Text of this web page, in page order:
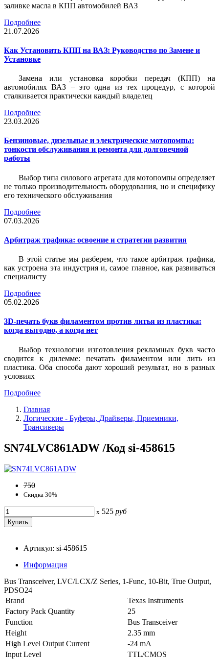
заливке масла в КПП автомобилей ВАЗ
Подробнее
21.07.2026
Как Установить КПП на ВАЗ: Руководство по Замене и
Установке
Замена или установка коробки передач (КПП) на
автомобилях ВАЗ – это одна из тех процедур, с которой
сталкивается практически каждый владелец
Подробнее
23.03.2026
Бензиновые, дизельные и электрические мотопомпы:
тонкости обслуживания и ремонта для долговечной
работы
Выбор типа силового агрегата для мотопомпы определяет
не только производительность оборудования, но и специфику
его технического обслуживания
Подробнее
07.03.2026
Арбитраж трафика: освоение и стратегии развития
В этой статье мы разберем, что такое арбитраж трафика,
как устроена эта индустрия и, самое главное, как развиваться
специалисту
Подробнее
05.02.2026
3D-печать букв филаментом против литья из пластика:
когда выгодно, а когда нет
Выбор технологии изготовления рекламных букв часто
сводится к дилемме: печатать филаментом или лить из
пластика. Оба способа дают хороший результат, но в разных
условиях
Подробнее
Главная
Логические - Буферы, Драйверы, Приемники,
Трансиверы
SN74LVC861ADW /Код si-458615
750
Скидка 30%
x 525 руб
Артикул: si-458615
Информация
Bus Transceiver, LVC/LCX/Z Series, 1-Func, 10-Bit, True Output,
PDSO24
Brand
Texas Instruments
Factory Pack Quantity
25
Function
Bus Transceiver
Height
2.35 mm
High Level Output Current
-24 mA
Input Level
TTL/CMOS